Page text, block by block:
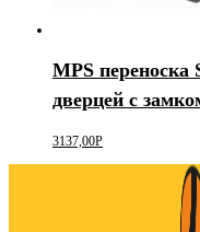
MPS переноска
дверцей с
3137,00Р